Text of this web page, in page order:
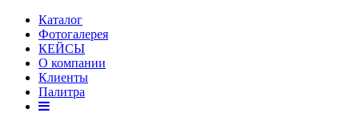
Каталог
Фотогалерея
КЕЙСЫ
О компании
Клиенты
Палитра